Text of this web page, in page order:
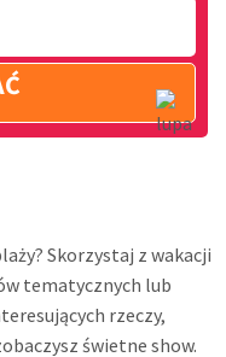
Skorzystaj z wakacji
tematycznych lub
rzeczy,
świetne show.